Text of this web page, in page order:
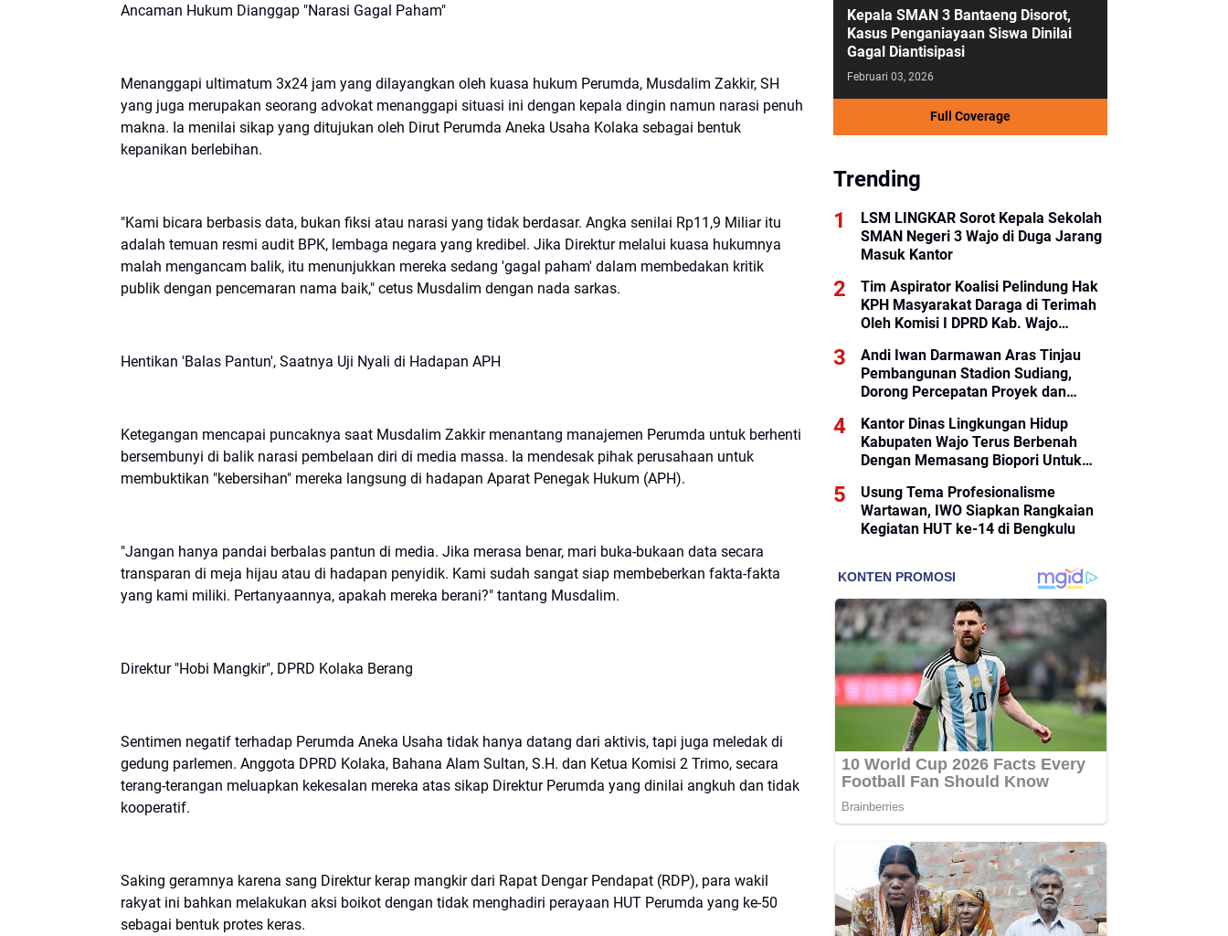
​Ancaman Hukum Dianggap "Narasi Gagal Paham"
​Menanggapi ultimatum 3x24 jam yang dilayangkan oleh kuasa hukum Perumda, Musdalim Zakkir, SH
yang juga merupakan seorang advokat menanggapi situasi ini dengan kepala dingin namun narasi penuh
makna. Ia menilai sikap yang ditujukan oleh Dirut Perumda Aneka Usaha Kolaka sebagai bentuk
kepanikan berlebihan.
​"Kami bicara berbasis data, bukan fiksi atau narasi yang tidak berdasar. Angka senilai Rp11,9 Miliar itu
adalah temuan resmi audit BPK, lembaga negara yang kredibel. Jika Direktur melalui kuasa hukumnya
malah mengancam balik, itu menunjukkan mereka sedang 'gagal paham' dalam membedakan kritik
publik dengan pencemaran nama baik," cetus Musdalim dengan nada sarkas.
​Hentikan 'Balas Pantun', Saatnya Uji Nyali di Hadapan APH
​Ketegangan mencapai puncaknya saat Musdalim Zakkir menantang manajemen Perumda untuk berhenti
bersembunyi di balik narasi pembelaan diri di media massa. Ia mendesak pihak perusahaan untuk
membuktikan "kebersihan" mereka langsung di hadapan Aparat Penegak Hukum (APH).
​"Jangan hanya pandai berbalas pantun di media. Jika merasa benar, mari buka-bukaan data secara
transparan di meja hijau atau di hadapan penyidik. Kami sudah sangat siap membeberkan fakta-fakta
yang kami miliki. Pertanyaannya, apakah mereka berani?" tantang Musdalim.
​Direktur "Hobi Mangkir", DPRD Kolaka Berang
​Sentimen negatif terhadap Perumda Aneka Usaha tidak hanya datang dari aktivis, tapi juga meledak di
gedung parlemen. Anggota DPRD Kolaka, Bahana Alam Sultan, S.H. dan Ketua Komisi 2 Trimo, secara
terang-terangan meluapkan kekesalan mereka atas sikap Direktur Perumda yang dinilai angkuh dan tidak
kooperatif.
Saking geramnya karena sang Direktur kerap mangkir dari Rapat Dengar Pendapat (RDP), para wakil
rakyat ini bahkan melakukan aksi boikot dengan tidak menghadiri perayaan HUT Perumda yang ke-50
sebagai bentuk protes keras.
Kepala SMAN 3 Bantaeng Disorot,
Kasus Penganiayaan Siswa Dinilai
Gagal Diantisipasi
Februari 03, 2026
Full Coverage
Trending
LSM LINGKAR Sorot Kepala Sekolah
SMAN Negeri 3 Wajo di Duga Jarang
Masuk Kantor
Tim Aspirator Koalisi Pelindung Hak
KPH Masyarakat Daraga di Terimah
Oleh Komisi I DPRD Kab. Wajo
Pendapat.
Andi Iwan Darmawan Aras Tinjau
Pembangunan Stadion Sudiang,
Dorong Percepatan Proyek dan
Kantor Dinas Lingkungan Hidup
Kabupaten Wajo Terus Berbenah
Dengan Memasang Biopori Untuk
Usung Tema Profesionalisme
Wartawan, IWO Siapkan Rangkaian
Kegiatan HUT ke-14 di Bengkulu